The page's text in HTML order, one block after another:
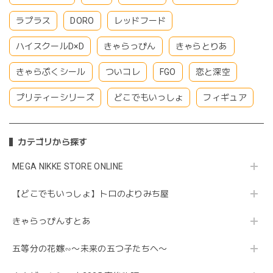
ラプラス DORO レッドフード
ハイスクールD×D きゃらっぴん きゃらとりあ
きゃらぷくシール ついコレ FGO 恋と深空
プリティーシリーズ どこでもいっしょ フィギュア
カテゴリから探す
MEGA NIKKE STORE ONLINE
【どこでもいっしょ】トロのよりみち屋
きゃらっぴんすとあ
五等分の花嫁∽〜未来の五つ子たちへ〜